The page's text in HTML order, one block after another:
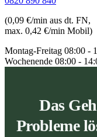
(0,09 €/min aus dt. FN,
max. 0,42 €/min Mobil)
Montag-Freitag 08:00 -
Wochenende 08:00 -
Das
Probleme